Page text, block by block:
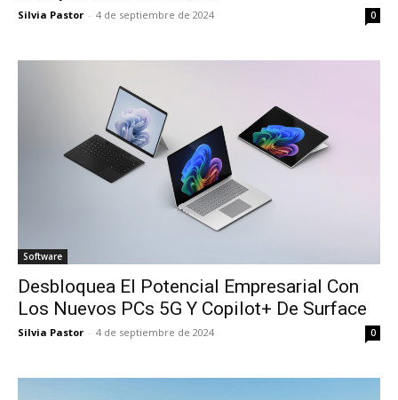
Silvia Pastor - 4 de septiembre de 2024 0
Software
Desbloquea El Potencial Empresarial Con
Los Nuevos PCs 5G Y Copilot+ De Surface
Silvia Pastor - 4 de septiembre de 2024 0